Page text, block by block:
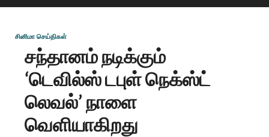
சினிமா செய்திகள்
சந்தானம் நடிக்கும்
‘டெவில்ஸ் டபுள் நெக்ஸ்ட்
லெவல்’ நாளை
வெளியாகிறது